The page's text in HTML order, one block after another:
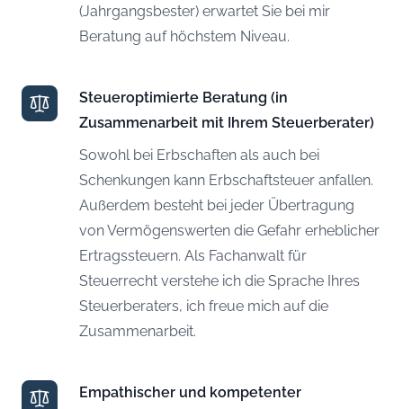
(Jahrgangsbester) erwartet Sie bei mir
Beratung auf höchstem Niveau.
Steueroptimierte Beratung (in
Zusammenarbeit mit Ihrem Steuerberater)
Sowohl bei Erbschaften als auch bei
Schenkungen kann Erbschaftsteuer anfallen.
Außerdem besteht bei jeder Übertragung
von Vermögenswerten die Gefahr erheblicher
Ertragssteuern. Als Fachanwalt für
Steuerrecht verstehe ich die Sprache Ihres
Steuerberaters, ich freue mich auf die
Zusammenarbeit.
Empathischer und kompetenter